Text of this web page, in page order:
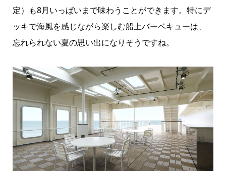
定）も8月いっぱいまで味わうことができます。特にデ
ッキで海風を感じながら楽しむ船上バーベキューは、
忘れられない夏の思い出になりそうですね。